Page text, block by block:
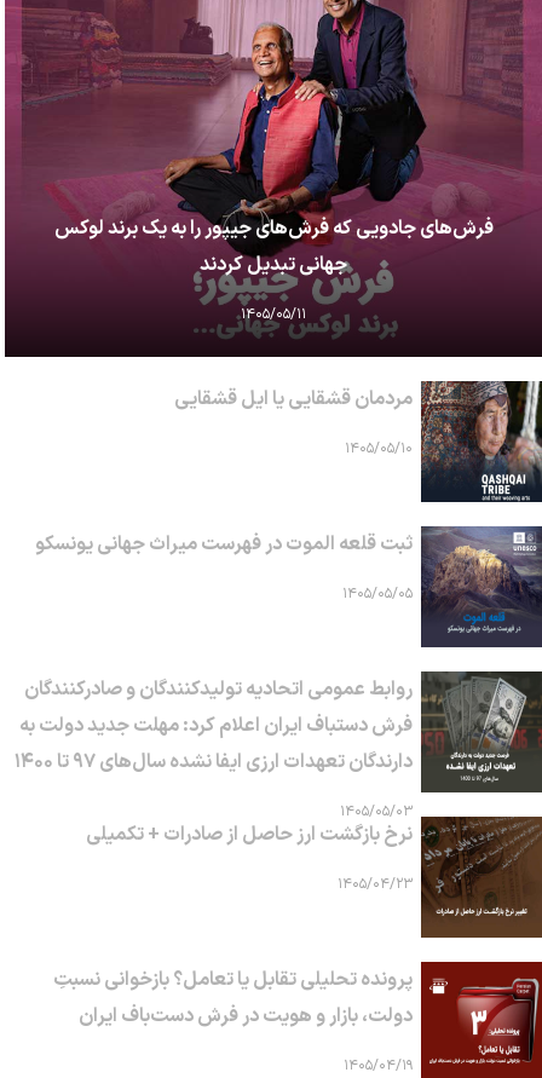
فرش‌های جادویی که فرش‌های جیپور را به یک برند لوکس
جهانی تبدیل کردند
۱۴۰۵/۰۵/۱۱
مردمان قشقایی یا ایل قشقایی
۱۴۰۵/۰۵/۱۰
ثبت قلعه الموت در فهرست میراث جهانی یونسکو
۱۴۰۵/۰۵/۰۵
روابط عمومی اتحادیه تولیدکنندگان و صادرکنندگان
فرش دستباف ایران اعلام کرد: مهلت جدید دولت به
دارندگان تعهدات ارزی ایفا نشده سال‌های ۹۷ تا ۱۴۰۰
۱۴۰۵/۰۵/۰۳
نرخ بازگشت ارز حاصل از صادرات + تکمیلی
۱۴۰۵/۰۴/۲۳
پرونده تحلیلی تقابل یا تعامل؟ بازخوانی نسبتِ
دولت، بازار و هویت در فرش دست‌باف ایران
۱۴۰۵/۰۴/۱۹